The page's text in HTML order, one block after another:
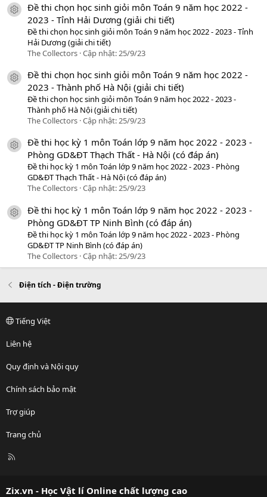
icon tài liệu
Đề thi chọn học sinh giỏi môn Toán 9 năm học 2022 -
2023 - Tỉnh Hải Dương (giải chi tiết)
Đề thi chọn học sinh giỏi môn Toán 9 năm học 2022 - 2023 - Tỉnh
Hải Dương (giải chi tiết)
The Collectors Cập nhật:25/9/23
icon tài liệu
Đề thi chọn học sinh giỏi môn Toán 9 năm học 2022 -
2023 - Thành phố Hà Nội (giải chi tiết)
Đề thi chọn học sinh giỏi môn Toán 9 năm học 2022 - 2023 -
Thành phố Hà Nội (giải chi tiết)
The Collectors Cập nhật:25/9/23
icon tài liệu
Đề thi học kỳ 1 môn Toán lớp 9 năm học 2022 - 2023 -
Phòng GD&ĐT Thạch Thất - Hà Nội (có đáp án)
Đề thi học kỳ 1 môn Toán lớp 9 năm học 2022 - 2023 - Phòng
GD&ĐT Thạch Thất - Hà Nội (có đáp án)
The Collectors Cập nhật:25/9/23
icon tài liệu
Đề thi học kỳ 1 môn Toán lớp 9 năm học 2022 - 2023 -
Phòng GD&ĐT TP Ninh Bình (có đáp án)
Đề thi học kỳ 1 môn Toán lớp 9 năm học 2022 - 2023 - Phòng
GD&ĐT TP Ninh Bình (có đáp án)
The Collectors Cập nhật: 25/9/23
Điện tích - Điện trường
Tiếng Việt
Liên hệ
Quy định và Nội quy
Chính sách bảo mật
Trợ giúp
Trang chủ
R
Zix.vn - Học Vật lí Online chất lượng cao